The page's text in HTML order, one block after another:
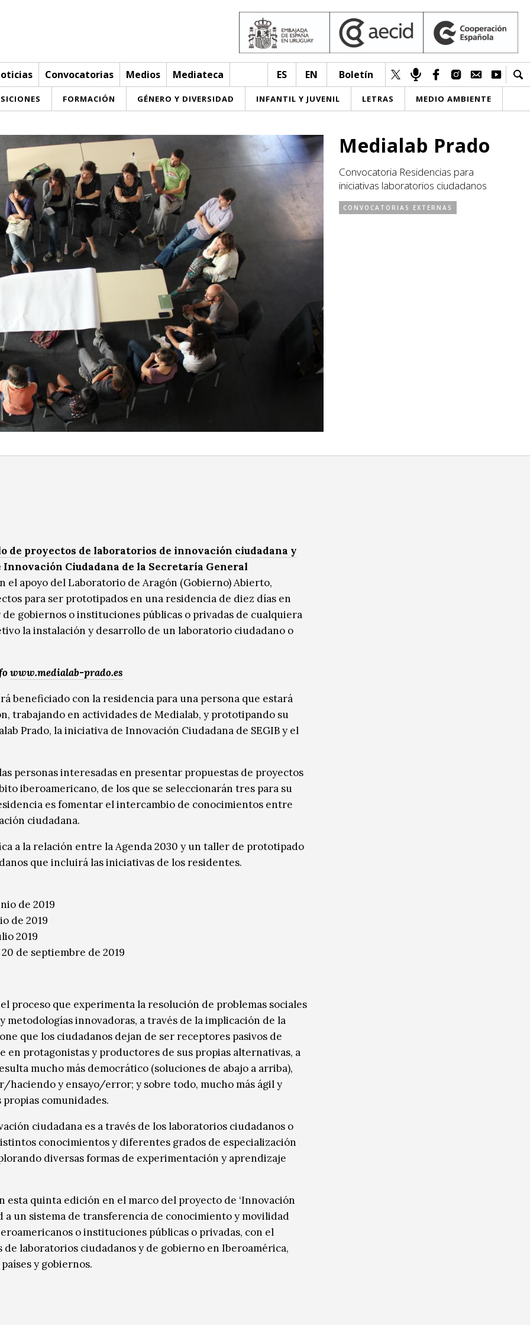
Convocatorias Medios Mediateca ES EN Boletín
FORMACIÓN GÉNERO Y DIVERSIDAD INFANTIL Y JUVENIL LETRAS MEDIO AMBIENTE
Medialab Prado
Convocatoria Residencias para
iniciativas laboratorios ciudadanos
CONVOCATORIAS EXTERNAS
de proyectos de laboratorios de innovación ciudadana y
Ciudadana de la Secretaría General
el apoyo del Laboratorio de Aragón (Gobierno) Abierto,
para ser prototipados en una residencia de diez días en
gobiernos o instituciones públicas o privadas de cualquiera
la instalación y desarrollo de un laboratorio ciudadano o
www.medialab-prado.es
beneficiado con la residencia para una persona que estará
trabajando en actividades de Medialab, y prototipando su
Prado, la iniciativa de Innovación Ciudadana de SEGIB y el
personas interesadas en presentar propuestas de proyectos
iberoamericano, de los que se seleccionarán tres para su
es fomentar el intercambio de conocimientos entre
ciudadana.
a la relación entre la Agenda 2030 y un taller de prototipado
que incluirá las iniciativas de los residentes.
de 2019
de 2019
2019
de septiembre de 2019
proceso que experimenta la resolución de problemas sociales
metodologías innovadoras, a través de la implicación de la
que los ciudadanos dejan de ser receptores pasivos de
en protagonistas y productores de sus propias alternativas, a
mucho más democrático (soluciones de abajo a arriba),
y ensayo/error; y sobre todo, mucho más ágil y
comunidades.
ciudadana es a través de los laboratorios ciudadanos o
conocimientos y diferentes grados de especialización
diversas formas de experimentación y aprendizaje
esta quinta edición en el marco del proyecto de ‘Innovación
a un sistema de transferencia de conocimiento y movilidad
o instituciones públicas o privadas, con el
laboratorios ciudadanos y de gobierno en Iberoamérica,
y gobiernos.